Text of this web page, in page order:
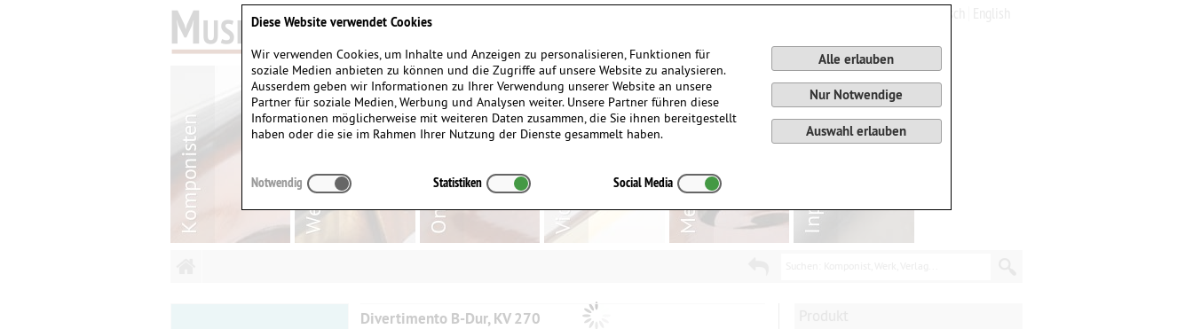
Divertimento B-Dur, KV 270
Diese Website verwendet Cookies
Wir verwenden Cookies, um Inhalte und Anzeigen zu personalisieren, Funktionen für
soziale Medien anbieten zu können und die Zugriffe auf unsere Website zu analysieren.
Ausserdem geben wir Informationen zu Ihrer Verwendung unserer Website an unsere
Partner für soziale Medien, Werbung und Analysen weiter. Unsere Partner führen diese
Informationen möglicherweise mit weiteren Daten zusammen, die Sie ihnen bereitgestellt
haben oder die sie im Rahmen Ihrer Nutzung der Dienste gesammelt haben.
Alle erlauben
Nur Notwendige
Auswahl erlauben
Notwendig Statistiken Social Media